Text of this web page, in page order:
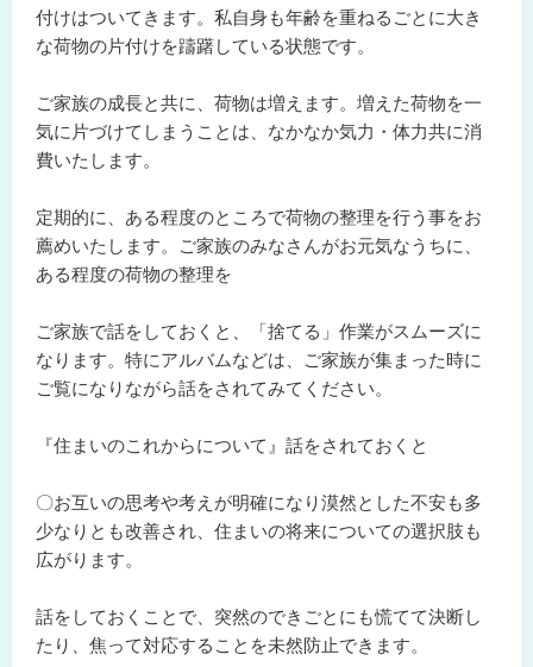
付けはついてきます。私自身も年齢を重ねるごとに大き
な荷物の片付けを躊躇している状態です。
ご家族の成長と共に、荷物は増えます。増えた荷物を一
気に片づけてしまうことは、なかなか気力・体力共に消
費いたします。
定期的に、ある程度のところで荷物の整理を行う事をお
薦めいたします。ご家族のみなさんがお元気なうちに、
ある程度の荷物の整理を
ご家族で話をしておくと、「捨てる」作業がスムーズに
なります。特にアルバムなどは、ご家族が集まった時に
ご覧になりながら話をされてみてください。
『住まいのこれからについて』話をされておくと
〇お互いの思考や考えが明確になり漠然とした不安も多
少なりとも改善され、住まいの将来についての選択肢も
広がります。
話をしておくことで、突然のできごとにも慌てて決断し
たり、焦って対応することを未然防止できます。